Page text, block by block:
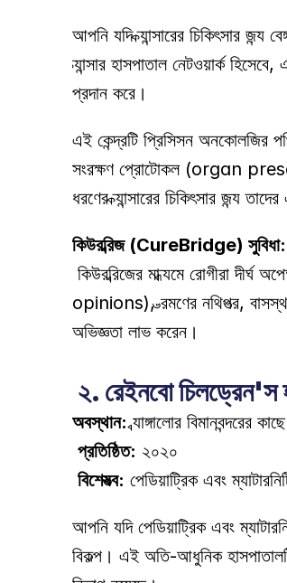
আপনি যদি ক্যান্সারের চিকিৎসার জন্য
ক্যান্সার হাসপাতাল নেটওয়ার্ক
প্রদান করে।
এই কেন্দ্রটি প্রিসিসন অনকোলজির
সংরক্ষণ প্রোটোকল (organ
ধরণের ক্যান্সারের চিকিৎসার জন্য
কিউরব্রিজ (CureBridge) সুবিধা:
opinions), ভ্রমণের নথিপত্র,
অভিজ্ঞতা লাভ করেন।
২. রেইনবো
অবস্থান: ব্যাঙ্গালোর বিমানবন্দরের কাছে
প্রতিষ্ঠিত: ২০২০
বিশেষত্ব: পেডিয়াট্রিক এবং
আপনি যদি পেডিয়াট্রিক এবং
বিকল্প। এই অতি-আধুনিক